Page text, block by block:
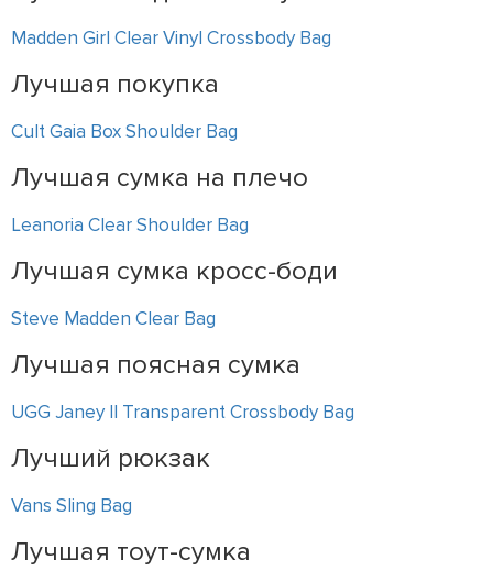
Madden Girl Clear Vinyl Crossbody Bag
Лучшая покупка
Cult Gaia Box Shoulder Bag
Лучшая сумка на плечо
Leanoria Clear Shoulder Bag
Лучшая сумка кросс-боди
Steve Madden Clear Bag
Лучшая поясная сумка
UGG Janey II Transparent Crossbody Bag
Лучший рюкзак
Vans Sling Bag
Лучшая тоут-сумка